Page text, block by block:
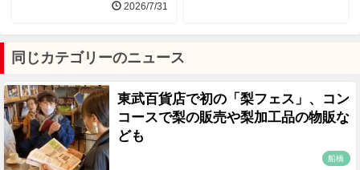
2026/7/31
同じカテゴリーのニュース
東武百貨店で初の「梨フェス」、コン
コースで梨の販売や梨加工品の物販な
ども
船橋